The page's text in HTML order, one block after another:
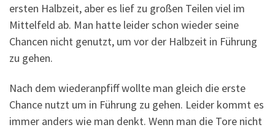
ersten Halbzeit, aber es lief zu großen Teilen viel im
Mittelfeld ab. Man hatte leider schon wieder seine
Chancen nicht genutzt, um vor der Halbzeit in Führung
zu gehen.
Nach dem wiederanpfiff wollte man gleich die erste
Chance nutzt um in Führung zu gehen. Leider kommt es
immer anders wie man denkt. Wenn man die Tore nicht